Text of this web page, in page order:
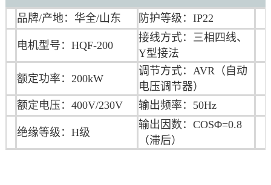
品牌/产地：华全/山东 防护等级：IP22
电机型号：HQF-200
接线方式：三相四线、
Y型接法
额定功率：200kW
调节方式：AVR（自动
电压调节器）
额定电压：400V/230V
输出频率：50Hz
绝缘等级：H级
输出因数：COSΦ=0.8
（滞后）